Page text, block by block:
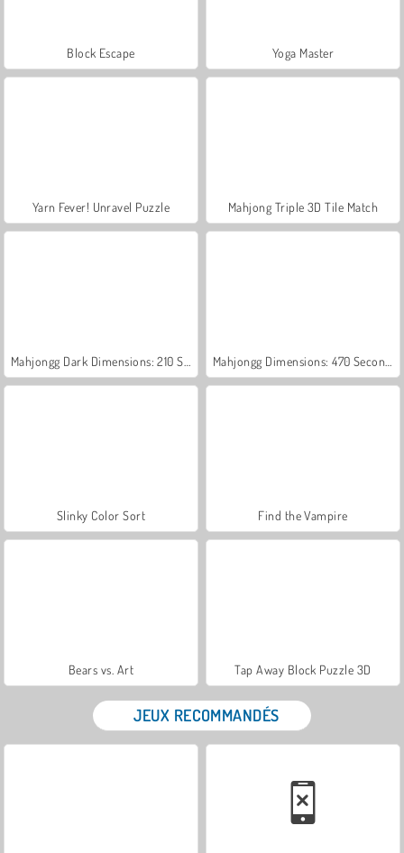
Block Escape Yoga Master
Yarn Fever! Unravel Puzzle Mahjong Triple 3D Tile Match
Slinky Color Sort Find the Vampire
Bears vs. Art Tap Away Block Puzzle 3D
JEUX RECOMMANDÉS